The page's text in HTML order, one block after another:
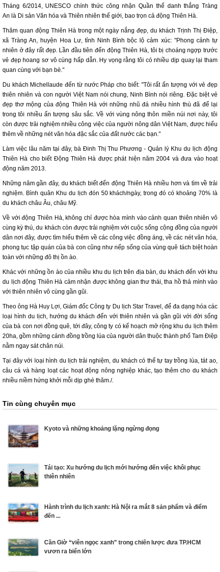
Tháng 6/2014, UNESCO chính thức công nhận Quần thể danh thắng Tràng
An là Di sản Văn hóa và Thiên nhiên thế giới, bao trọn cả động Thiên Hà.
Thăm quan động Thiên Hà trong một ngày nắng đẹp, du khách Trịnh Thị Điệp,
xã Tràng An, huyện Hoa Lư, tỉnh Ninh Bình bộc lộ cảm xúc: "Phong cảnh tự
nhiên ở đây rất đẹp. Lần đầu tiên đến động Thiên Hà, tôi bị choáng ngợp trước
vẻ đẹp hoang sơ vô cùng hấp dẫn. Hy vọng rằng tôi có nhiều dịp quay lại tham
quan cùng với bạn bè."
Du khách Michellaude đến từ nước Pháp cho biết: "Tôi rất ấn tượng với vẻ đẹp
thiên nhiên và con người Việt Nam nói chung, Ninh Bình nói riêng. Đặc biệt vẻ
đẹp thơ mộng của động Thiên Hà với những nhũ đá nhiều hình thù đã để lại
trong tôi nhiều ấn tượng sâu sắc. Về với vùng nông thôn miền núi nơi này, tôi
còn được trải nghiệm nhiều công việc của người nông dân Việt Nam, được hiểu
thêm về những nét văn hóa đặc sắc của đất nước các bạn."
Làm việc lâu năm tại đây, bà Đinh Thị Thu Phương - Quản lý Khu du lịch động
Thiên Hà cho biết Động Thiên Hà được phát hiện năm 2004 và đưa vào hoạt
động năm 2013.
Những năm gần đây, du khách biết đến động Thiên Hà nhiều hơn và tìm về trải
nghiệm. Bình quân Khu du lịch đón 50 khách/ngày, trong đó có khoảng 70% là
du khách châu Âu, châu Mỹ.
Về với động Thiên Hà, không chỉ được hòa mình vào cảnh quan thiên nhiên vô
cùng kỳ thú, du khách còn được trải nghiệm với cuộc sống cộng đồng của người
dân nơi đây, được tìm hiểu thêm về các công việc đồng áng, về các nét văn hóa,
phong tục tập quán của bà con cũng như nếp sống của vùng quê tách biệt hoàn
toàn với những đô thị ồn ào.
Khác với những ồn ào của nhiều khu du lịch trên địa bàn, du khách đến với khu
du lịch động Thiên Hà cảm nhận được không gian thư thái, tha hồ thả mình vào
với thiên nhiên vô cùng gần gũi.
Theo ông Hà Huy Lợi, Giám đốc Công ty Du lịch Star Travel, để đa dạng hóa các
loại hình du lịch, hướng du khách đến với thiên nhiên và gần gũi với đời sống
của bà con nơi đồng quê, tới đây, công ty có kế hoạch mở rộng khu du lịch thêm
20ha, gồm những cánh đồng trồng lúa của người dân thuộc thành phố Tam Điệp
nằm ngay sát chân núi.
Tại đây với loại hình du lịch trải nghiệm, du khách có thể tự tay trồng lúa, tát ao,
câu cá và hàng loạt các hoạt động nông nghiệp khác, tạo thêm cho du khách
nhiều niềm hứng khởi mỗi dịp ghé thăm./.
Tin cùng chuyên mục
Kyoto và những khoảng lặng ngừng đọng
Tái tạo: Xu hướng du lịch mới hướng đến việc khôi phục
thiên nhiên
Hành trình du lịch xanh: Hà Nội ra mắt 8 sản phẩm và điểm
đến ...
Cần Giờ “viên ngọc xanh” trong chiến lược đưa TP.HCM
vươn ra biển lớn